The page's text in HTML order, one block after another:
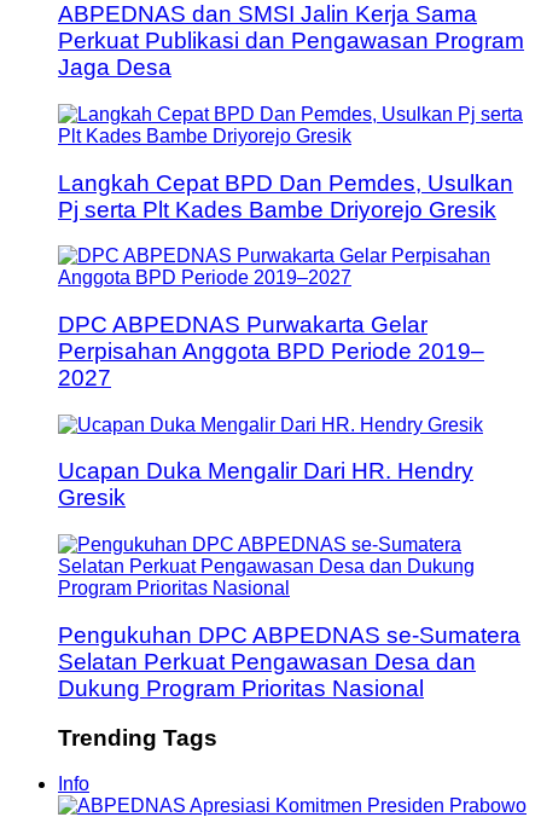
ABPEDNAS dan SMSI Jalin Kerja Sama
Perkuat Publikasi dan Pengawasan Program
Jaga Desa
Langkah Cepat BPD Dan Pemdes, Usulkan
Pj serta Plt Kades Bambe Driyorejo Gresik
DPC ABPEDNAS Purwakarta Gelar
Perpisahan Anggota BPD Periode 2019–
2027
Ucapan Duka Mengalir Dari HR. Hendry
Gresik
Pengukuhan DPC ABPEDNAS se-Sumatera
Selatan Perkuat Pengawasan Desa dan
Dukung Program Prioritas Nasional
Trending Tags
Info